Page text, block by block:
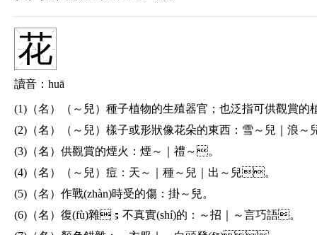
(11)（名）戲曲或歌劇中用說話腔調(diào)說的語句：道～｜
(12)（名）地方話：
花
讀音：huā
(1)（名）（～兒）種子植物的生殖器官；也泛指可供觀賞的
(2)（名）（～兒）樣子或形狀像花朵的東西： 雪～兒｜浪
(3)（名）供觀賞的煙火： 煙～｜禮～。
(4)（名）（～兒）痘： 天～｜種～兒｜出～兒。
(5)（名）作戰(zhàn)時受的傷： 掛～兒。
(6)（名）復(fù)雜；不真實(shí)的： ～招｜～言巧語。